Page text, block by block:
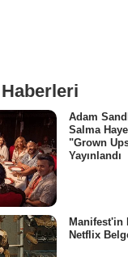
Adam
Salma
"Grown
Yayınlandı
Manifest'in
Netflix